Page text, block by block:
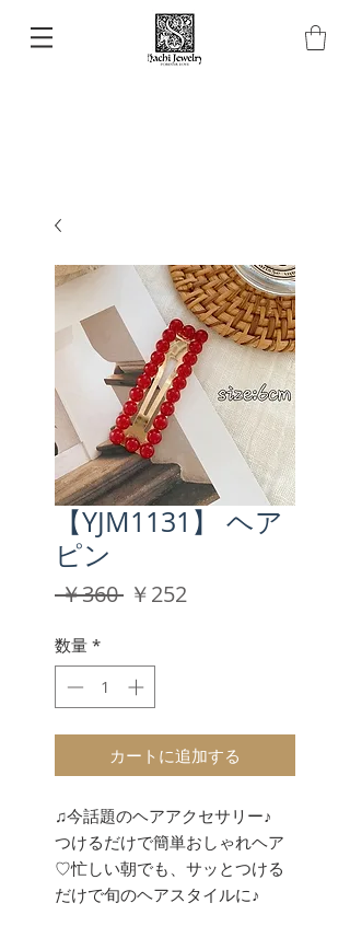
【YJM1131】 ヘア
ピン
￥360 通
格
￥252
数量 *
カートに追加する
♫今話題のヘアアクセサリー♪
つけるだけで簡単おしゃれヘア
♡忙しい朝でも、サッとつける
だけで旬のヘアスタイルに♪